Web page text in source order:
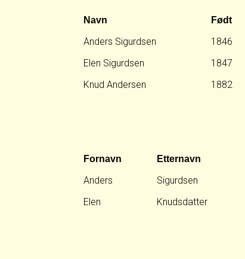
Navn Født
Anders Sigurdsen 1846
Elen Sigurdsen
1847
Knud Andersen
1882
Fornavn Etternavn
Anders Sigurdsen
Elen
Knudsdatter